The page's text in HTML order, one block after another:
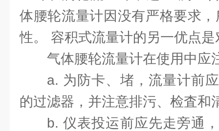
体腰轮流量计因没有严格要求
性。 容积式流量计的另一优点
气体腰轮流量计在使用中应
a. 为防卡、堵，流量计前
的过滤器，并注意排污、检査和
b. 仪表投运前应先走旁通